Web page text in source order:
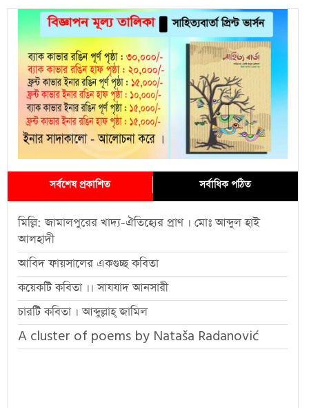
সর্বশেষ প্রকাশিত সর্বাধিক পঠিত
মিল্লি: জামালপুরের খাদ্য-ঐতিহ্যের প্রাণ । মোঃ আব্দুল হাই
আলহাদী
আবিদ ফায়সালের একগুচ্ছ কবিতা
কয়েকটি কবিতা ।। সাযযাদ আনসারী
চারটি কবিতা । আব্দুল্লাহ্ জামিল
A cluster of poems by Nataša Radanović